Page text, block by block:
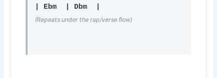
(Repeats under the rap/verse flow)